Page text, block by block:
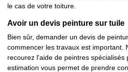
le cas de votre toiture.
Avoir un devis peinture sur tuile
Bien sûr, demander un devis de
commencer les travaux est important.
recourez l'aide de peintres
estimation vous permet de prendre